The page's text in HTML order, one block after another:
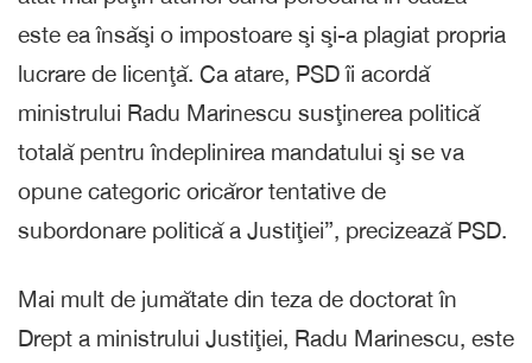
este ea însăşi o impostoare şi şi-a plagiat propria
lucrare de licenţă. Ca atare, PSD îi acordă
ministrului Radu Marinescu susţinerea politică
totală pentru îndeplinirea mandatului şi se va
opune categoric oricăror tentative de
subordonare politică a Justiţiei”, precizează PSD.
Mai mult de jumătate din teza de doctorat în
Drept a ministrului Justiţiei, Radu Marinescu, este